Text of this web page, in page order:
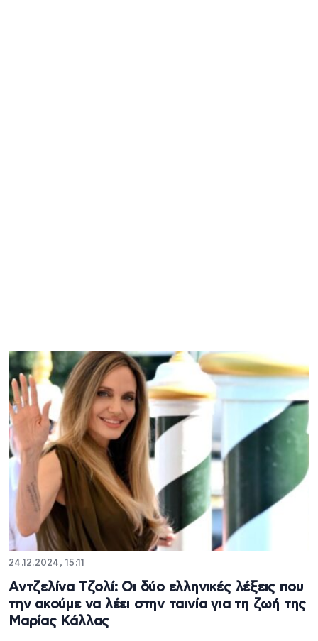
24.12.2024, 15:11
Αντζελίνα Τζολί: Οι δύο ελληνικές λέξεις που
την ακούμε να λέει στην ταινία για τη ζωή της
Μαρίας Κάλλας